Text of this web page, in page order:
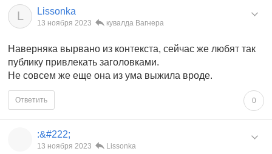
L Lissonka
13 ноября 2023 кувалда Вагнера
Наверняка вырвано из контекста, сейчас же любят так
публику привлекать заголовками.
Не совсем же еще она из ума выжила вроде.
0
Ответить
:&#222;
13 ноября 2023 Lissonka